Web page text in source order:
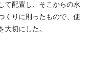
て配置し、そこからの水
くりに則ったもので、使
大切にした。